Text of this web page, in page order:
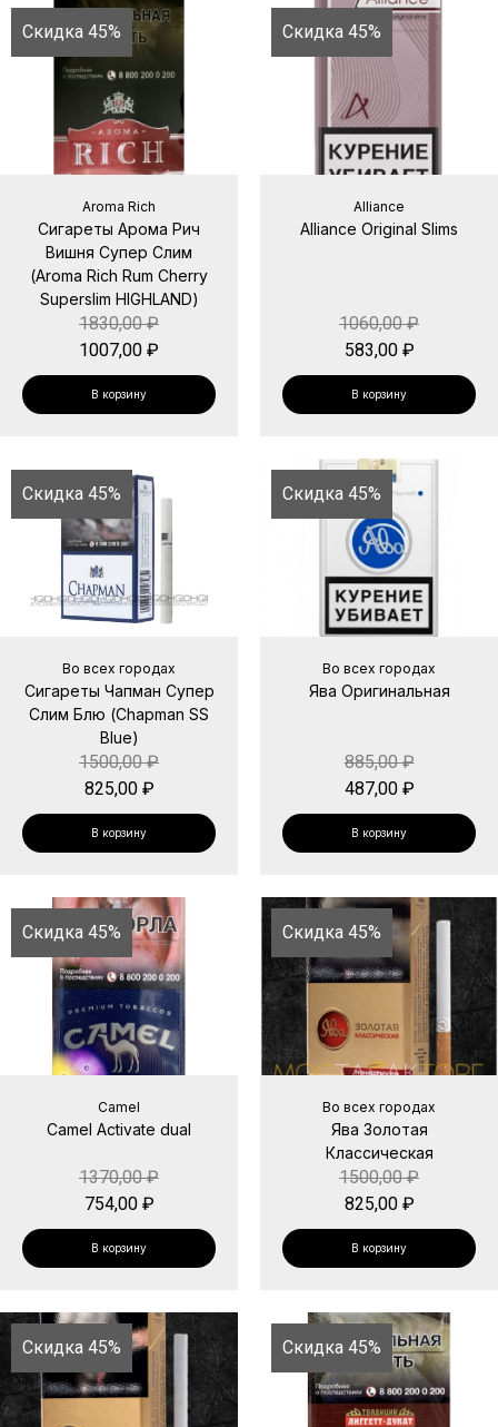
Скидка 45%
Aroma Rich
Сигареты Арома Рич
Вишня Супер Слим
(Aroma Rich Rum Cherry
Superslim HIGHLAND)
1830,00₽
1007,00 ₽
В корзину
Скидка 45%
Alliance
Alliance Original Slims
1060,00₽
583,00 ₽
В корзину
Скидка 45%
Во всех городах
Сигареты Чапман Супер
Слим Блю (Chapman SS
Blue)
1500,00₽
825,00 ₽
В корзину
Скидка 45%
Во всех городах
Ява Оригинальная
885,00₽
487,00 ₽
В корзину
Скидка 45%
Camel
Camel Activate dual
1370,00₽
754,00 ₽
В корзину
Скидка 45%
Во всех городах
Ява Золотая
Классическая
1500,00₽
825,00 ₽
В корзину
Скидка 45% Скидка 45%